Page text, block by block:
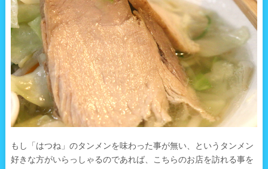
もし「はつね」のタンメンを味わった事が無い、というタンメン
好きな方がいらっしゃるのであれば、こちらのお店を訪れる事を